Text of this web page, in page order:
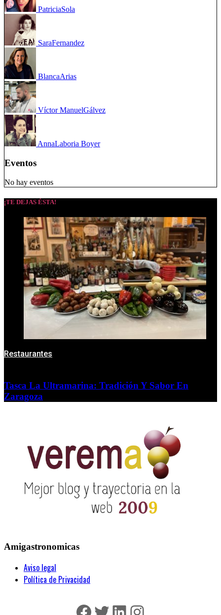
PatriciaSola
SaraFernandez
BlancaArias
Víctor ManuelGálvez
AnnaLaboria Boyer
Eventos
No hay eventos
¡TE DEJAS ÉSTA!
Restaurantes
Tasca La Ultramarina: Tradición Y Sabor En
Zaragoza
Amigastronomicas
Aviso legal
Política de Privacidad